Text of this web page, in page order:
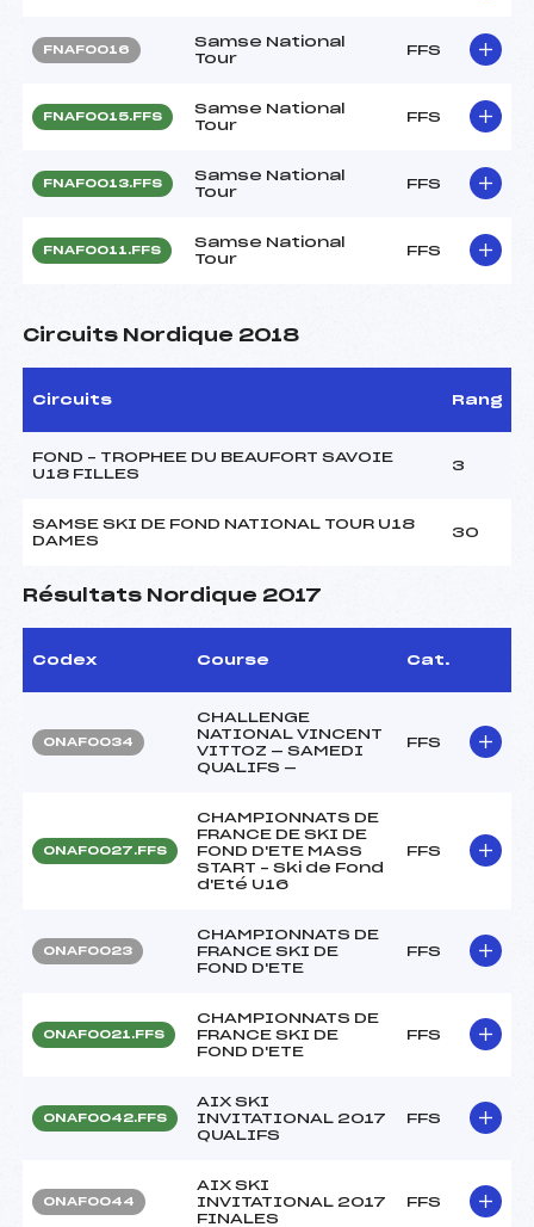
FNAF0016
Samse National
Tour
FFS
FNAF0015.FFS
Samse National
Tour
FFS
FNAF0013.FFS
Samse National
Tour
FFS
FNAF0011.FFS
Samse National
Tour
FFS
Circuits Nordique 2018
Circuits Rang
FOND – TROPHEE DU BEAUFORT SAVOIE
U18 FILLES
3
SAMSE SKI DE FOND NATIONAL TOUR U18
DAMES
30
Résultats Nordique 2017
Codex Course Cat.
ONAF0034
CHALLENGE
NATIONAL VINCENT
VITTOZ — SAMEDI
QUALIFS —
FFS
ONAF0027.FFS
CHAMPIONNATS DE
FRANCE DE SKI DE
FOND D'ETE MASS
START – Ski de Fond
d'Eté U16
FFS
ONAF0023
CHAMPIONNATS DE
FRANCE SKI DE
FOND D'ETE
FFS
ONAF0021.FFS
CHAMPIONNATS DE
FRANCE SKI DE
FOND D'ETE
FFS
ONAF0042.FFS
AIX SKI
INVITATIONAL 2017
QUALIFS
FFS
ONAF0044
AIX SKI
INVITATIONAL 2017
FINALES
FFS